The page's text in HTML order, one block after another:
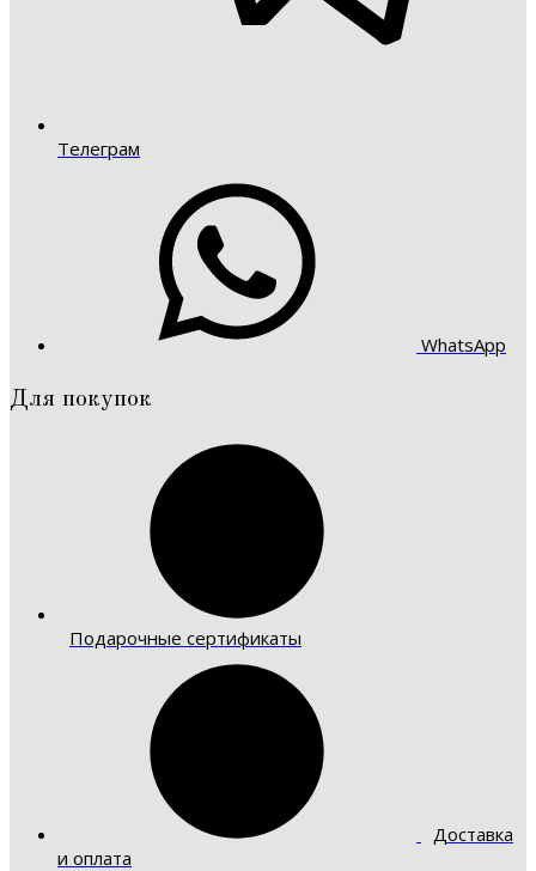
Телеграм
WhatsApp
Для покупок
Подарочные сертификаты
Доставка
и оплата